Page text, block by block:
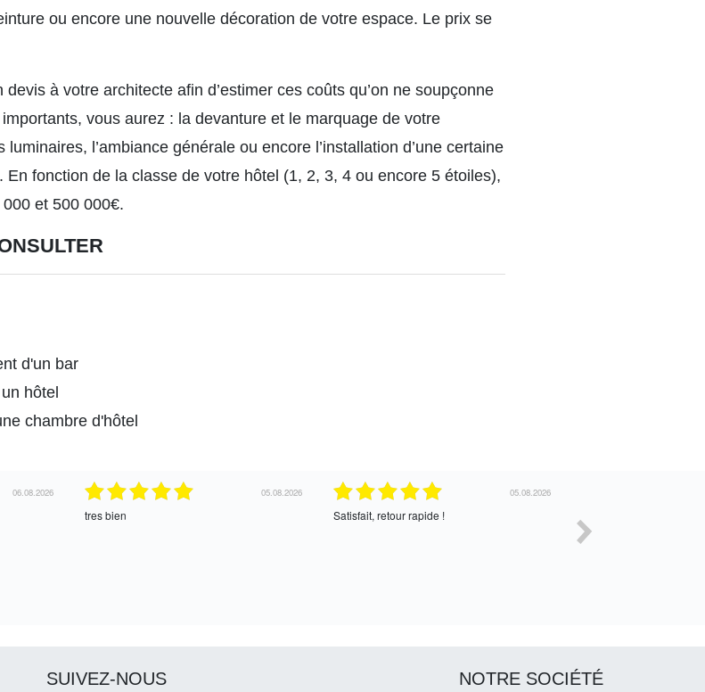
ou encore une nouvelle décoration de votre espace. Le prix se
à votre architecte afin d’estimer ces coûts qu’on ne soupçonne
vous aurez : la devanture et le marquage de votre
l’ambiance générale ou encore l’installation d’une certaine
fonction de la classe de votre hôtel (1, 2, 3, 4 ou encore 5 étoiles),
et 500 000€.
d'un bar
hôtel
chambre d'hôtel
04.08.2026 04.08.2026
oui, merci
30.07.2026
Satisfait de l’échange, assez cordial. En
SUIVEZ-NOUS NOTRE SOCIÉTÉ